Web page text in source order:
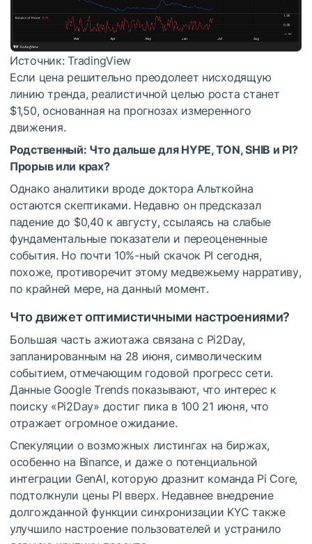
Источник: TradingView
Если цена решительно преодолеет нисходящую
линию тренда, реалистичной целью роста станет
$1,50, основанная на прогнозах измеренного
движения.
Родственный: Что дальше для HYPE, TON, SHIB и PI?
Прорыв или крах?
Однако аналитики вроде доктора Альткойна
остаются скептиками. Недавно он предсказал
падение до $0,40 к августу, ссылаясь на слабые
фундаментальные показатели и переоцененные
события. Но почти 10%-ный скачок PI сегодня,
похоже, противоречит этому медвежьему нарративу,
по крайней мере, на данный момент.
Что движет оптимистичными настроениями?
Большая часть ажиотажа связана с Pi2Day,
запланированным на 28 июня, символическим
событием, отмечающим годовой прогресс сети.
Данные Google Trends показывают, что интерес к
поиску «Pi2Day» достиг пика в 100 21 июня, что
отражает огромное ожидание.
Спекуляции о возможных листингах на биржах,
особенно на Binance, и даже о потенциальной
интеграции GenAI, которую дразнит команда Pi Core,
подтолкнули цены PI вверх. Недавнее внедрение
долгожданной функции синхронизации KYC также
улучшило настроение пользователей и устранило